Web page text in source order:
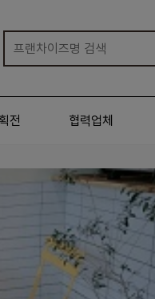
전 협력업체